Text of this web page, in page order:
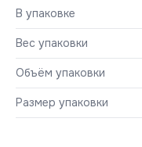
В упаковке
Вес упаковки
Объём упаковки
Размер упаковки